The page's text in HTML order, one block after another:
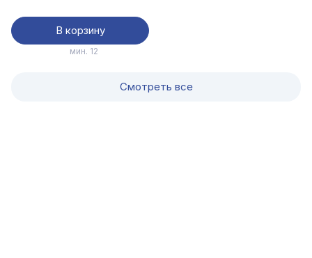
В корзину
мин. 12
Смотреть все